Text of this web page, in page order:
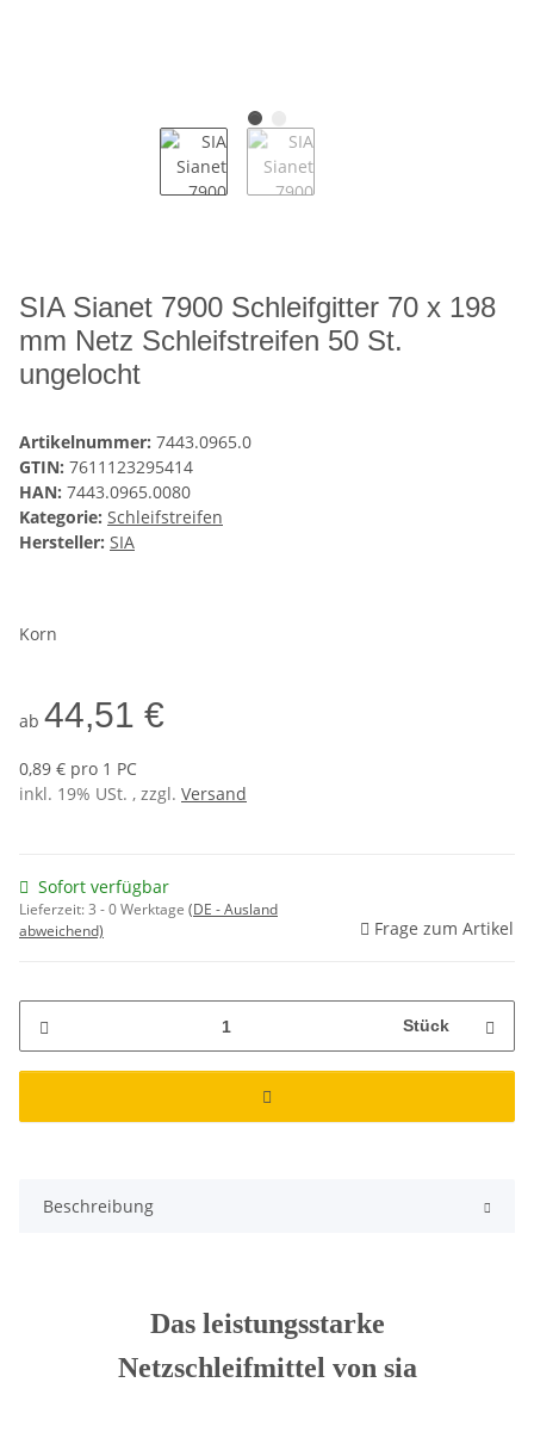
SIA Sianet 7900 Schleifgitter 70 x 198
mm Netz Schleifstreifen 50 St.
ungelocht
Artikelnummer: 7443.0965.0
GTIN: 7611123295414
HAN: 7443.0965.0080
Kategorie: Schleifstreifen
Hersteller: SIA
Korn
ab 44,51 €
0,89 € pro 1 PC
inkl. 19% USt. , zzgl. Versand
Sofort verfügbar
Lieferzeit:3 - 0 Werktage (DE - Ausland
abweichend)
Frage zum Artikel
Stück
Beschreibung
Das leistungsstarke
Netzschleifmittel von sia